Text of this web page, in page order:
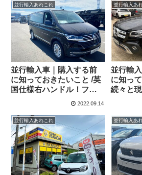
並行輸入あれこれ
並行輸入車｜購入する前
に知っておきたいこと /英
国仕様右ハンドル！フォ
ルクスワーゲン T6.1 カラ
浜港へ到着！
2022.09.14
並行輸入あ
並行輸
に知っ
続々と
様右ハ
ト レオ
て！
並行輸入あれこれ 並行輸入あ